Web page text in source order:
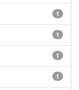
1
1
1
1